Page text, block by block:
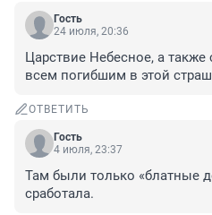
Гость
24 июля, 20:36
Царствие Небесное, а также
всем погибшим в этой
ОТВЕТИТЬ
Гость
4 июля, 23:37
Там были только «блатные
сработала.